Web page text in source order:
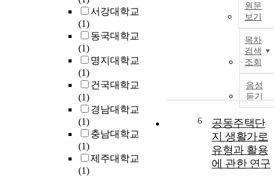
서강대학교
(1)
동국대학교
(1)
명지대학교
(1)
건국대학교
(1)
경남대학교
(1)
충남대학교
(1)
제주대학교
(1)
원문
보기
목차
검색
조회
음성
듣기
6
공동주택단
지 생활가로
유형과 활용
에 관한 연구